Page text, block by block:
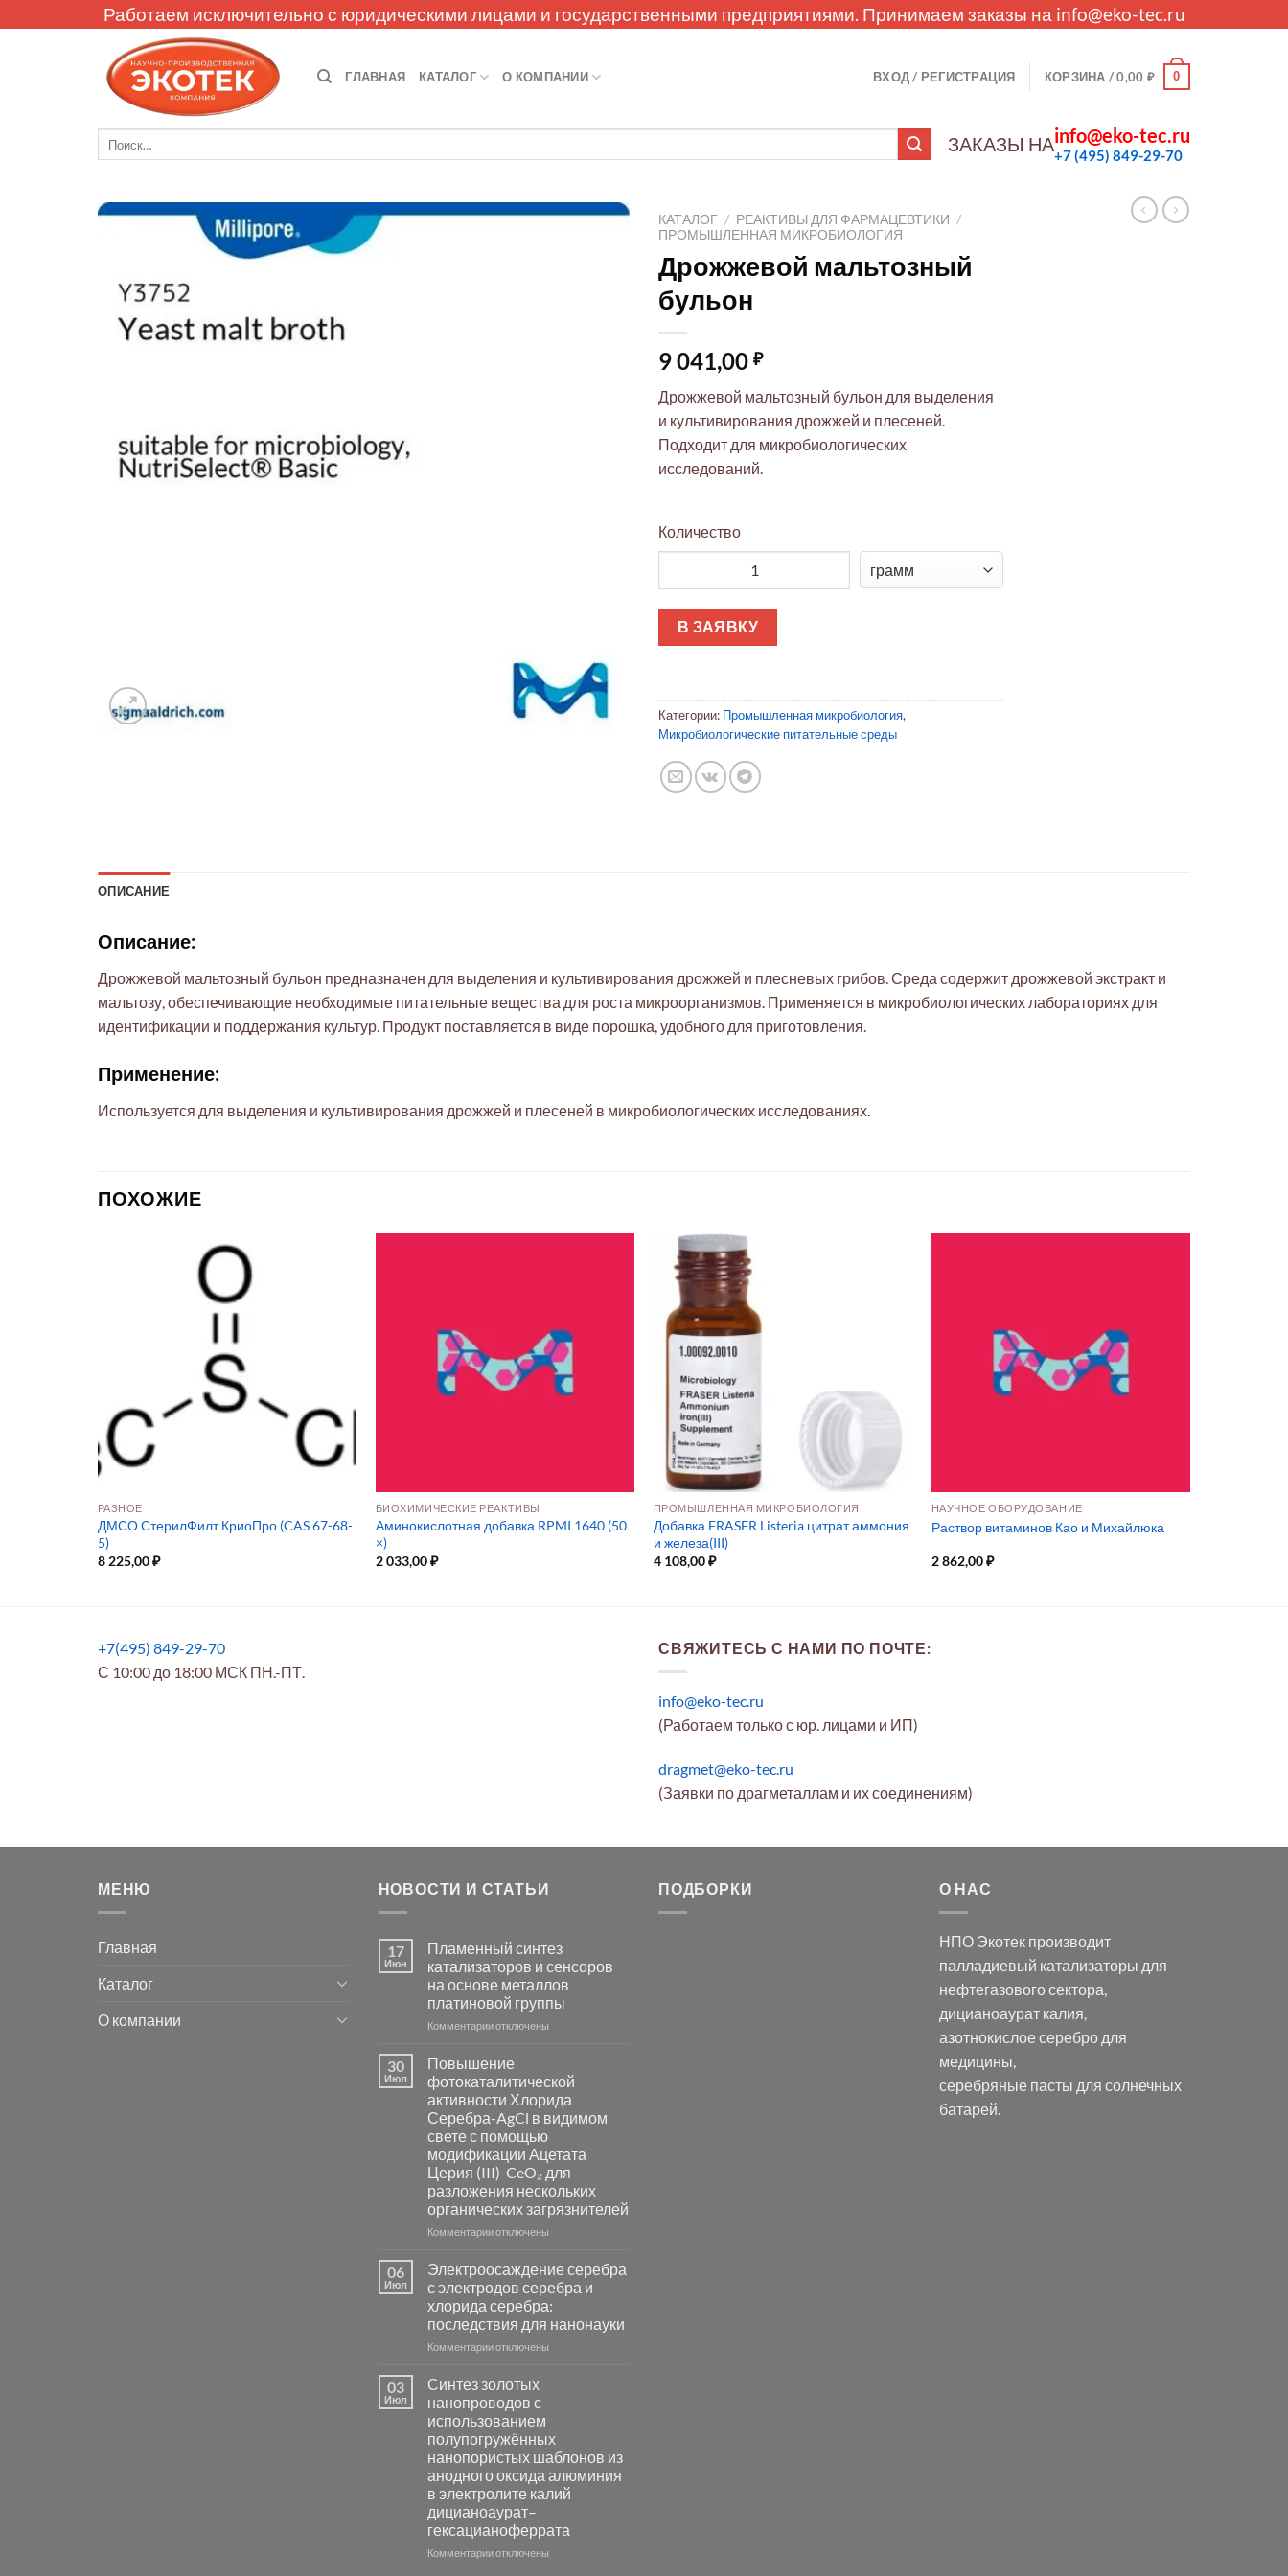
to
Работаем исключительно с юридическими лицами и государственными предприятиями. Принимаем заказы на info@eko-tec.ru
ГЛАВНАЯ КАТАЛОГ О КОМПАНИИ ВХОД / РЕГИСТРАЦИЯ КОРЗИНА /0,00 ₽ 0
ЗАКАЗЫ НАinfo@eko-tec.ru
+7 (495) 849-29-70
КАТАЛОГ / РЕАКТИВЫ ДЛЯ ФАРМАЦЕВТИКИ /
ПРОМЫШЛЕННАЯ МИКРОБИОЛОГИЯ
Дрожжевой мальтозный
бульон
9 041,00 ₽
Дрожжевой мальтозный бульон для выделения
и культивирования дрожжей и плесеней.
Подходит для микробиологических
исследований.
Количество
В ЗАЯВКУ
Категории: Промышленная микробиология,
Микробиологические питательные среды
ОПИСАНИЕ
Описание:
Дрожжевой мальтозный бульон предназначен для выделения и культивирования дрожжей и плесневых грибов. Среда содержит дрожжевой экстракт и
мальтозу, обеспечивающие необходимые питательные вещества для роста микроорганизмов. Применяется в микробиологических лабораториях для
идентификации и поддержания культур. Продукт поставляется в виде порошка, удобного для приготовления.
Применение:
Используется для выделения и культивирования дрожжей и плесеней в микробиологических исследованиях.
ПОХОЖИЕ
РАЗНОЕ
ДМСО СтерилФилт КриоПро (CAS 67-68-
5)
8 225,00₽
БИОХИМИЧЕСКИЕ РЕАКТИВЫ
Аминокислотная добавка RPMI 1640 (50
×)
2 033,00₽
ПРОМЫШЛЕННАЯ МИКРОБИОЛОГИЯ
Добавка FRASER Listeria цитрат аммония
и железа(III)
4 108,00₽
НАУЧНОЕ ОБОРУДОВАНИЕ
Раствор витаминов Као и Михайлюка
2 862,00₽
+7(495) 849-29-70
С 10:00 до 18:00 МСК ПН.-ПТ.
СВЯЖИТЕСЬ С НАМИ ПО ПОЧТЕ:
info@eko-tec.ru
(Работаем только с юр. лицами и ИП)
dragmet@eko-tec.ru
(Заявки по драгметаллам и их соединениям)
МЕНЮ
Главная
Каталог
О компании
НОВОСТИ И СТАТЬИ
17
Июн
Пламенный синтез
катализаторов и сенсоров
на основе металлов
платиновой группы
Комментариик
синтез
катализаторов
и
сенсоров
на
основе
металлов
платиновой
группы
отключены
30
Июл
Повышение
фотокаталитической
активности Хлорида
Серебра-AgCl в видимом
свете с помощью
модификации Ацетата
Церия (III)-CeO₂ для
разложения нескольких
органических загрязнителей
Комментариик
фотокаталитической
активности
Хлорида
Серебра-
AgCl
свете
с
помощью
модификации
Ацетата
Церия
(III)-
CeO₂
для
разложения
нескольких
отключены
06
Июл
Электроосаждение серебра
с электродов серебра и
хлорида серебра:
последствия для нанонауки
Комментариик
серебра
с
электродов
серебра
и
хлорида
серебра:
последствия
для
нанонауки
отключены
03
Июл
Синтез золотых
нанопроводов с
использованием
полупогружённых
нанопористых шаблонов из
анодного оксида алюминия
в электролите калий
дицианоаурат–
гексацианоферрата
Комментариикотключены
ПОДБОРКИ О НАС
НПО Экотек производит
палладиевый катализаторы для
нефтегазового сектора,
дицианоаурат калия,
азотнокислое серебродля
медицины,
серебряные пасты для солнечных
батарей.